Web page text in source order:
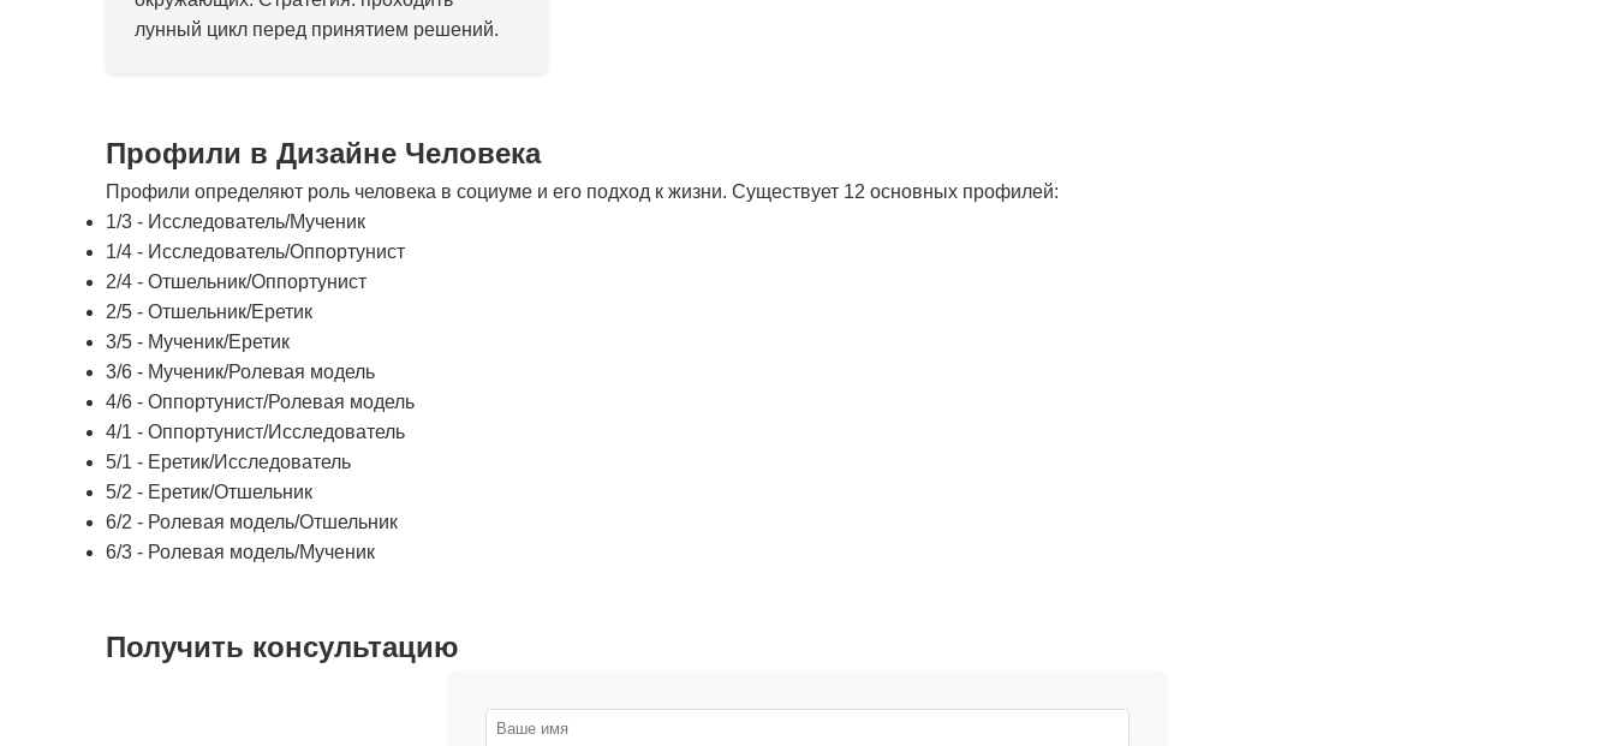
лунный цикл перед принятием решений.
Профили в Дизайне Человека
Профили определяют роль человека в социуме и его подход к жизни. Существует 12 основных профилей:
1/3 - Исследователь/Мученик
1/4 - Исследователь/Оппортунист
2/4 - Отшельник/Оппортунист
2/5 - Отшельник/Еретик
3/5 - Мученик/Еретик
3/6 - Мученик/Ролевая модель
4/6 - Оппортунист/Ролевая модель
4/1 - Оппортунист/Исследователь
5/1 - Еретик/Исследователь
5/2 - Еретик/Отшельник
6/2 - Ролевая модель/Отшельник
6/3 - Ролевая модель/Мученик
Получить консультацию